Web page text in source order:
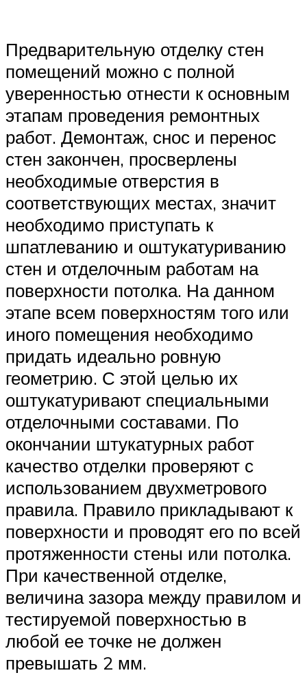
Предварительную отделку стен
помещений можно с полной
уверенностью отнести к основным
этапам проведения ремонтных
работ. Демонтаж, снос и перенос
стен закончен, просверлены
необходимые отверстия в
соответствующих местах, значит
необходимо приступать к
шпатлеванию и оштукатуриванию
стен и отделочным работам на
поверхности потолка. На данном
этапе всем поверхностям того или
иного помещения необходимо
придать идеально ровную
геометрию. С этой целью их
оштукатуривают специальными
отделочными составами. По
окончании штукатурных работ
качество отделки проверяют с
использованием двухметрового
правила. Правило прикладывают к
поверхности и проводят его по всей
протяженности стены или потолка.
При качественной отделке,
величина зазора между правилом и
тестируемой поверхностью в
любой ее точке не должен
превышать 2 мм.